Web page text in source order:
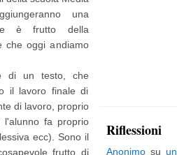
una
è frutto della
che oggi andiamo
di un testo, che
il lavoro finale di
di lavoro, proprio
l'alunno fa proprio
ecc). Sono il
frutto di
P
o
t
p
i
ù
Riflessioni
Anonimosu